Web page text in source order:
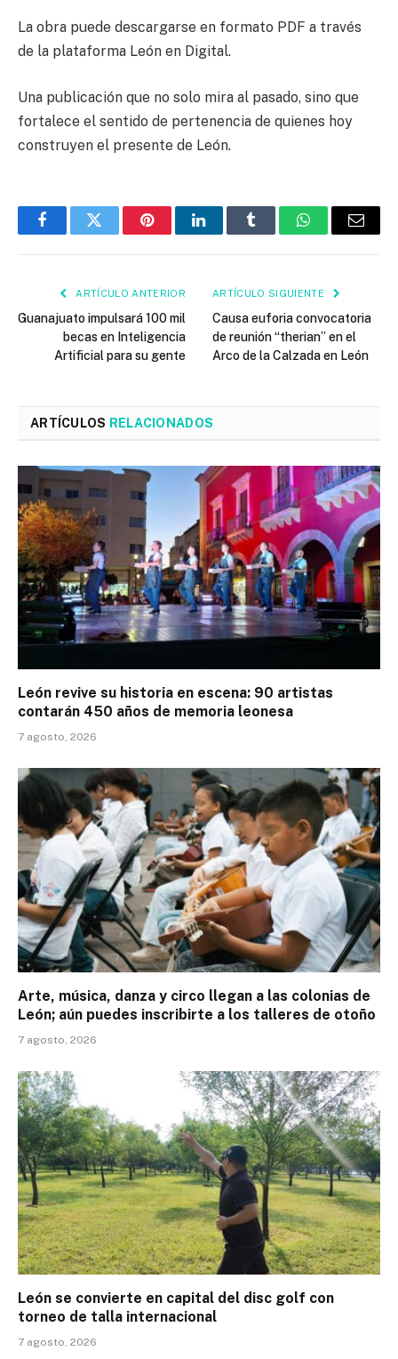
La obra puede descargarse en formato PDF a través
de la plataforma León en Digital.
Una publicación que no solo mira al pasado, sino que
fortalece el sentido de pertenencia de quienes hoy
construyen el presente de León.
FacebookTwitter PinterestLinkedInTumblr WhatsAppEmail
ARTÍCULO ANTERIOR
Guanajuato impulsará 100 mil
becas en Inteligencia
Artificial para su gente
ARTÍCULO SIGUIENTE
Causa euforia convocatoria
de reunión “therian” en el
Arco de la Calzada en León
ARTÍCULOS RELACIONADOS
León revive su historia en escena: 90 artistas
contarán 450 años de memoria leonesa
7 agosto, 2026
Arte, música, danza y circo llegan a las colonias de
León; aún puedes inscribirte a los talleres de otoño
7 agosto, 2026
León se convierte en capital del disc golf con
torneo de talla internacional
7 agosto, 2026